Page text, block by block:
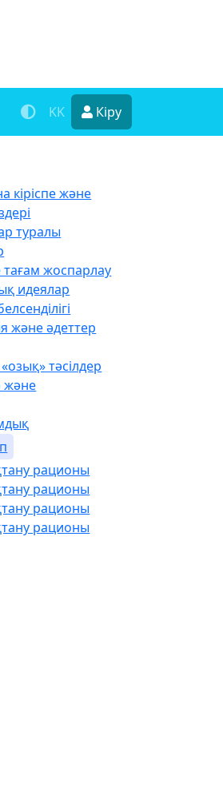
KK Кіру
кіріспе және
туралы
жоспарлау
идеялар
және әдеттер
тәсілдер
және
рационы
рационы
рационы
рационы